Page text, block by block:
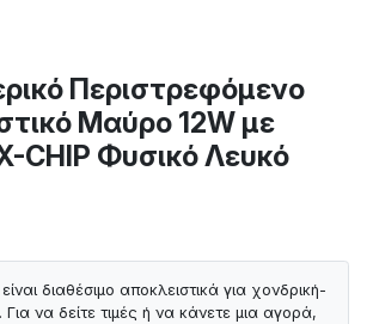
Περιστρεφόμενο
Μαύρο 12W με
CHIP Φυσικό Λευκό
διαθέσιμο αποκλειστικά για χονδρική-
Για να δείτε τιμές ή να κάνετε μια αγορά,